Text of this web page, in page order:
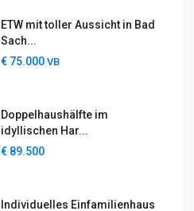
ETW mit toller Aussicht in Bad
Sach...
€ 75.000VB
Doppelhaushälfte im
idyllischen Har...
€ 89.500
Individuelles Einfamilienhaus